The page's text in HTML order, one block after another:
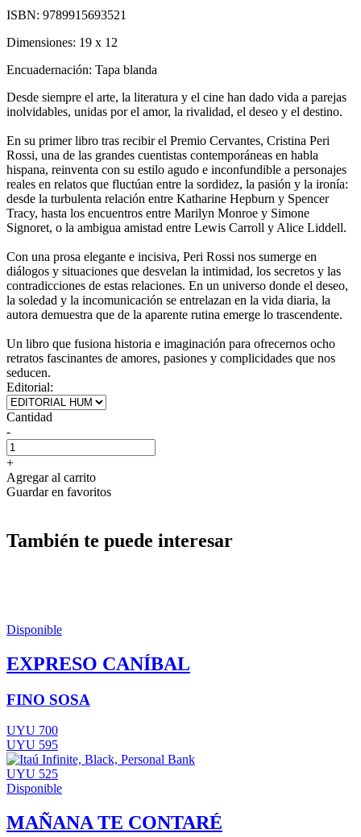
ISBN: 9789915693521
Dimensiones: 19 x 12
Encuadernación: Tapa blanda
Desde siempre el arte, la literatura y el cine han dado vida a parejas
inolvidables, unidas por el amor, la rivalidad, el deseo y el destino.
En su primer libro tras recibir el Premio Cervantes, Cristina Peri
Rossi, una de las grandes cuentistas contemporáneas en habla
hispana, reinventa con su estilo agudo e inconfundible a personajes
reales en relatos que fluctúan entre la sordidez, la pasión y la ironía:
desde la turbulenta relación entre Katharine Hepburn y Spencer
Tracy, hasta los encuentros entre Marilyn Monroe y Simone
Signoret, o la ambigua amistad entre Lewis Carroll y Alice Liddell.
Con una prosa elegante e incisiva, Peri Rossi nos sumerge en
diálogos y situaciones que desvelan la intimidad, los secretos y las
contradicciones de estas relaciones. En un universo donde el deseo,
la soledad y la incomunicación se entrelazan en la vida diaria, la
autora demuestra que de la aparente rutina emerge lo trascendente.
Un libro que fusiona historia e imaginación para ofrecernos ocho
retratos fascinantes de amores, pasiones y complicidades que nos
seducen.
Editorial:
Cantidad
-
+
Agregar al carrito
Guardar en favoritos
También te puede interesar
Disponible
EXPRESO CANÍBAL
FINO SOSA
UYU 700
UYU 595
UYU 525
Disponible
MAÑANA TE CONTARÉ